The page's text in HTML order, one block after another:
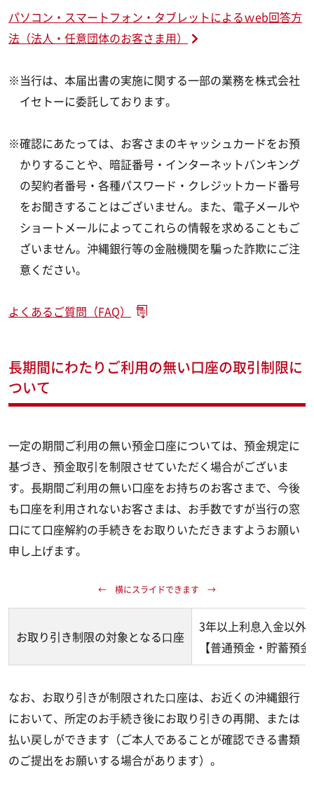
パソコン・スマートフォン・タブレットによるｗeb回答方
法（法人・任意団体のお客さま用）
※当行は、本届出書の実施に関する一部の業務を株式会社
イセトーに委託しております。
※確認にあたっては、お客さまのキャッシュカードをお預
かりすることや、暗証番号・インターネットバンキング
の契約者番号・各種パスワード・クレジットカード番号
をお聞きすることはございません。また、電子メールや
ショートメールによってこれらの情報を求めることもご
ざいません。沖縄銀行等の金融機関を騙った詐欺にご注
意ください。
よくあるご質問（FAQ）
長期間にわたりご利用の無い口座の取引制限に
ついて
一定の期間ご利用の無い預金口座については、預金規定に
基づき、預金取引を制限させていただく場合がございま
す。長期間ご利用の無い口座をお持ちのお客さまで、今後
も口座を利用されないお客さまは、お手数ですが当行の窓
口にて口座解約の手続きをお取りいただきますようお願い
申し上げます。
お取り引き制限の対象となる⼝座
3年以上利息⼊金以外
【普通預金・貯蓄預
なお、お取り引きが制限された⼝座は、お近くの沖縄銀行
において、所定のお⼿続き後にお取り引きの再開、または
払い戻しができます（ご本⼈であることが確認できる書類
のご提出をお願いする場合があります）。